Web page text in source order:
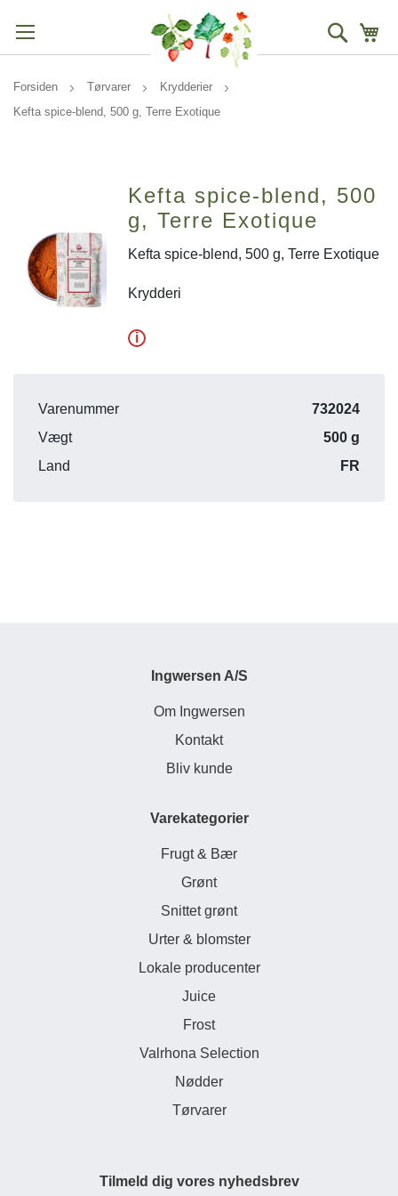
Søg
Forsiden Tørvarer
Krydderier
Kefta spice-blend, 500 g, Terre Exotique
Kefta spice-blend, 500
g, Terre Exotique
Kefta spice-blend, 500 g, Terre Exotique
Krydderi
i
Varenummer
732024
Vægt
500 g
Land
FR
Ingwersen A/S
Om Ingwersen
Kontakt
Bliv kunde
Varekategorier
Frugt & Bær
Grønt
Snittet grønt
Urter & blomster
Lokale producenter
Juice
Frost
Valrhona Selection
Nødder
Tørvarer
Tilmeld dig vores nyhedsbrev